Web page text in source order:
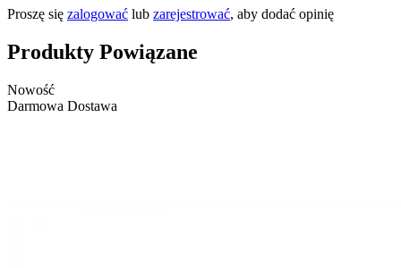
Proszę się zalogować lub zarejestrować, aby dodać opinię
Produkty Powiązane
Nowość
Darmowa Dostawa